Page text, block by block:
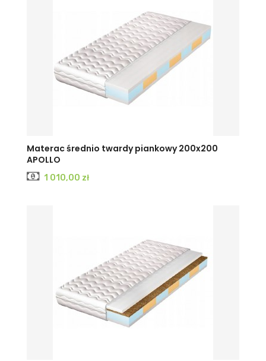
Materac średnio twardy piankowy 200x200
APOLLO
Cena
1 010,00 zł